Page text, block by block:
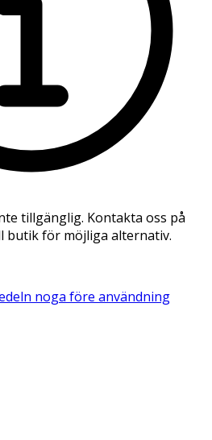
tillgänglig. Kontakta oss på
butik för möjliga alternativ.
noga före användning